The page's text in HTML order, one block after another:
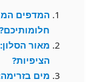
המדפים
חלומותיכם?
מאור
הציפיות?
מים